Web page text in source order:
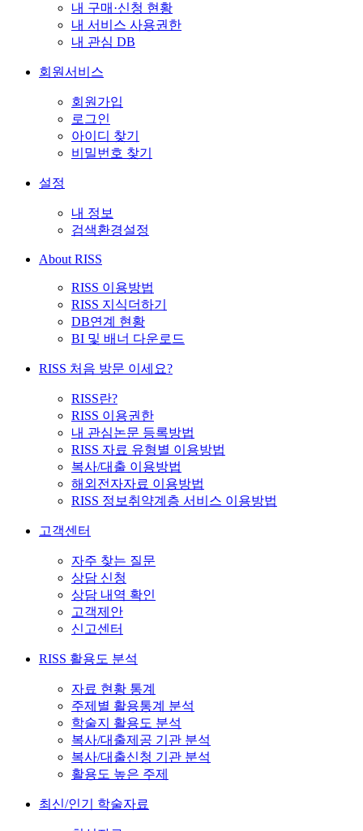
내 구매·신청 현황
내 서비스 사용권한
내 관심 DB
회원서비스
회원가입
로그인
아이디 찾기
비밀번호 찾기
설정
내 정보
검색환경설정
About RISS
RISS 이용방법
RISS 지식더하기
DB연계 현황
BI 및 배너 다운로드
RISS 처음 방문 이세요?
RISS란?
RISS 이용권한
내 관심논문 등록방법
RISS 자료 유형별 이용방법
복사/대출 이용방법
해외전자자료 이용방법
RISS 정보취약계층 서비스 이용방법
고객센터
자주 찾는 질문
상담 신청
상담 내역 확인
고객제안
신고센터
RISS 활용도 분석
자료 현황 통계
주제별 활용통계 분석
학술지 활용도 분석
복사/대출제공 기관 분석
복사/대출신청 기관 분석
활용도 높은 주제
최신/인기 학술자료